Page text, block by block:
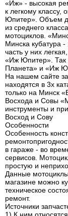
«Иж» - высокая
к легкому
Юпитер». Объем
из среднего
мотоциклов.
Минска кубатура
часть у них
«Иж Юпитер». Так
Планета» и «Иж
На нашем сайте
находятся в 3х
только на Минск
Восхода и Совы
инструменты и
Восход и Сову
Особенности
Особенность
в гараже - во
сервисов.
простую и
Данные
магазине можно
техническое
ремонт.
Источники